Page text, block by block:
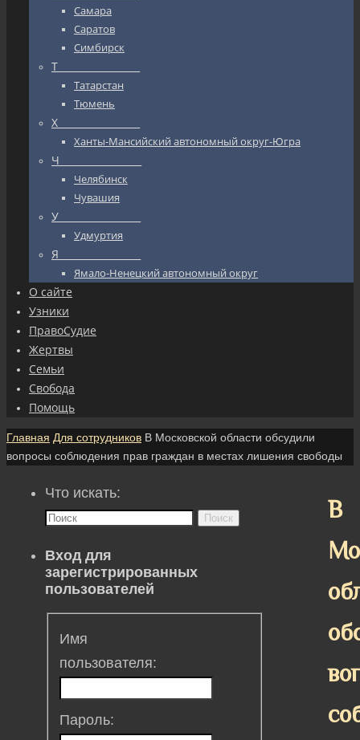
Самара
Саратов
Симбирск
Т_________________
Татарстан
Тюмень
Х_________________
Ханты-Мансийский автономный округ-Югра
Ч_________________
Челябинск
Чувашия
У_________________
Удмуртия
Я_________________
Ямало-Ненецкий автономный округ
О сайте
Узники
ПравоСудие
Жертвы
Семьи
Свобода
Помощь
Главная Для сотрудников В Московской области обсудили
вопросы соблюдения прав граждан в местах лишения свободы
В
Что искать:
Поиск
Вход для
зарегистрированных
пользователей
Имя
пользователя:
Пароль: